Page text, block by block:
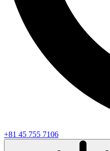
+81 45 755 7106